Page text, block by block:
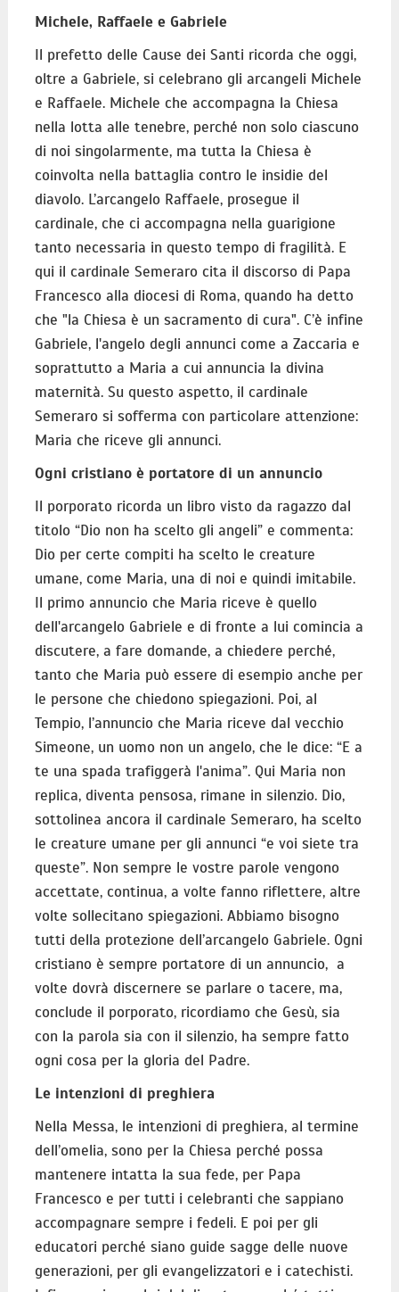
Michele, Raffaele e Gabriele
Il prefetto delle Cause dei Santi ricorda che oggi,
oltre a Gabriele, si celebrano gli arcangeli Michele
e Raffaele. Michele che accompagna la Chiesa
nella lotta alle tenebre, perché non solo ciascuno
di noi singolarmente, ma tutta la Chiesa è
coinvolta nella battaglia contro le insidie del
diavolo. L’arcangelo Raffaele, prosegue il
cardinale, che ci accompagna nella guarigione
tanto necessaria in questo tempo di fragilità. E
qui il cardinale Semeraro cita il discorso di Papa
Francesco alla diocesi di Roma, quando ha detto
che "la Chiesa è un sacramento di cura". C’è infine
Gabriele, l'angelo degli annunci come a Zaccaria e
soprattutto a Maria a cui annuncia la divina
maternità. Su questo aspetto, il cardinale
Semeraro si sofferma con particolare attenzione:
Maria che riceve gli annunci.
Ogni cristiano è portatore di un annuncio
Il porporato ricorda un libro visto da ragazzo dal
titolo “Dio non ha scelto gli angeli” e commenta:
Dio per certe compiti ha scelto le creature
umane, come Maria, una di noi e quindi imitabile.
Il primo annuncio che Maria riceve è quello
dell'arcangelo Gabriele e di fronte a lui comincia a
discutere, a fare domande, a chiedere perché,
tanto che Maria può essere di esempio anche per
le persone che chiedono spiegazioni. Poi, al
Tempio, l’annuncio che Maria riceve dal vecchio
Simeone, un uomo non un angelo, che le dice: “E a
te una spada trafiggerà l'anima”. Qui Maria non
replica, diventa pensosa, rimane in silenzio. Dio,
sottolinea ancora il cardinale Semeraro, ha scelto
le creature umane per gli annunci “e voi siete tra
queste”. Non sempre le vostre parole vengono
accettate, continua, a volte fanno riflettere, altre
volte sollecitano spiegazioni. Abbiamo bisogno
tutti della protezione dell’arcangelo Gabriele. Ogni
cristiano è sempre portatore di un annuncio, a
volte dovrà discernere se parlare o tacere, ma,
conclude il porporato, ricordiamo che Gesù, sia
con la parola sia con il silenzio, ha sempre fatto
ogni cosa per la gloria del Padre.
Le intenzioni di preghiera
Nella Messa, le intenzioni di preghiera, al termine
dell’omelia, sono per la Chiesa perché possa
mantenere intatta la sua fede, per Papa
Francesco e per tutti i celebranti che sappiano
accompagnare sempre i fedeli. E poi per gli
educatori perché siano guide sagge delle nuove
generazioni, per gli evangelizzatori e i catechisti.